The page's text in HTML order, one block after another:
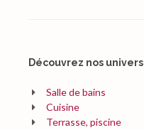
Découvrez nos univers
Salle de bains
Cuisine
Terrasse, piscine